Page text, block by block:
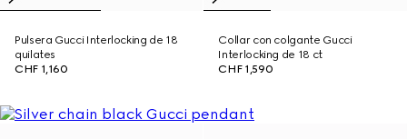
Pulsera Gucci Interlocking de 18
quilates
CHF 1,160
Collar con colgante Gucci
Interlocking de 18 ct
CHF 1,590